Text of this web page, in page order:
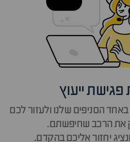
ייעוץ
הסניפים שלנו ולעזור לכם
את הרכב שחיפשתם.
יחזור אליכם בהקדם.